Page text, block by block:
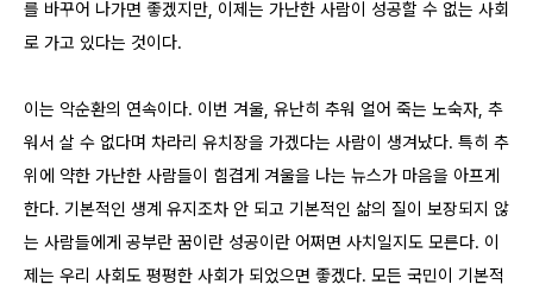
를 바꾸어 나가면 좋겠지만, 이제는 가난한 사람이 성공할 수 없는 사회
로 가고 있다는 것이다.
이는 악순환의 연속이다. 이번 겨울, 유난히 추워 얼어 죽는 노숙자, 추
워서 살 수 없다며 차라리 유치장을 가겠다는 사람이 생겨났다. 특히 추
위에 약한 가난한 사람들이 힘겹게 겨울을 나는 뉴스가 마음을 아프게
한다. 기본적인 생계 유지조차 안 되고 기본적인 삶의 질이 보장되지 않
는 사람들에게 공부란 꿈이란 성공이란 어쩌면 사치일지도 모른다. 이
제는 우리 사회도 평평한 사회가 되었으면 좋겠다. 모든 국민이 기본적